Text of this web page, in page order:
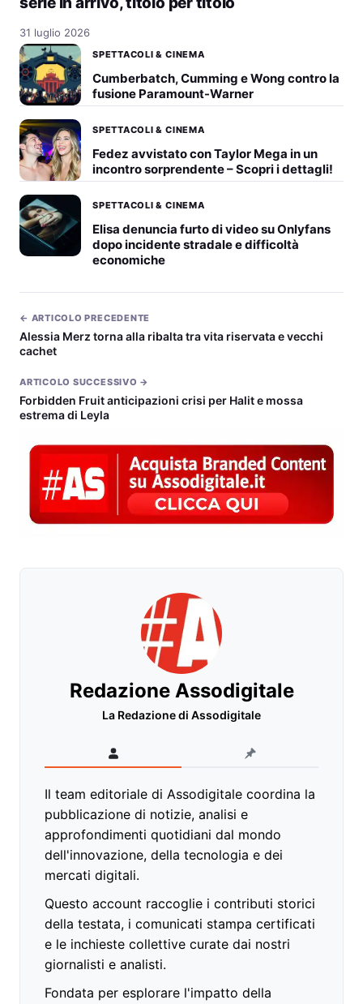
31 luglio 2026
SPETTACOLI & CINEMA
Cumberbatch, Cumming e Wong contro la
fusione Paramount-Warner
SPETTACOLI & CINEMA
Fedez avvistato con Taylor Mega in un
incontro sorprendente – Scopri i dettagli!
SPETTACOLI & CINEMA
Elisa denuncia furto di video su Onlyfans
dopo incidente stradale e difficoltà
economiche
← ARTICOLO PRECEDENTE
Alessia Merz torna alla ribalta tra vita riservata e vecchi
cachet
ARTICOLO SUCCESSIVO →
Forbidden Fruit anticipazioni crisi per Halit e mossa
estrema di Leyla
Redazione Assodigitale
La Redazione di Assodigitale
Il team editoriale di Assodigitale coordina la
pubblicazione di notizie, analisi e
approfondimenti quotidiani dal mondo
dell'innovazione, della tecnologia e dei
mercati digitali.
Questo account raccoglie i contributi storici
della testata, i comunicati stampa certificati
e le inchieste collettive curate dai nostri
giornalisti e analisti.
Fondata per esplorare l'impatto della